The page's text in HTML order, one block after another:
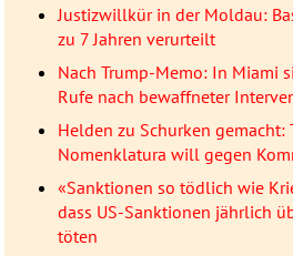
Justizwillkür in der Moldau:
zu 7 Jahren verurteilt
Nach Trump-Memo: In Miami
Rufe nach bewaffneter
Helden zu Schurken gemacht:
Nomenklatura will gegen
«Sanktionen so tödlich wie
dass US-Sanktionen jährlich
töten